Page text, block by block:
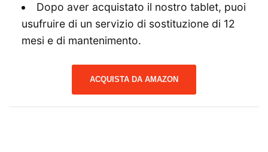
Dopo aver acquistato il nostro tablet, puoi
usufruire di un servizio di sostituzione di 12
mesi e di mantenimento.
ACQUISTA DA AMAZON